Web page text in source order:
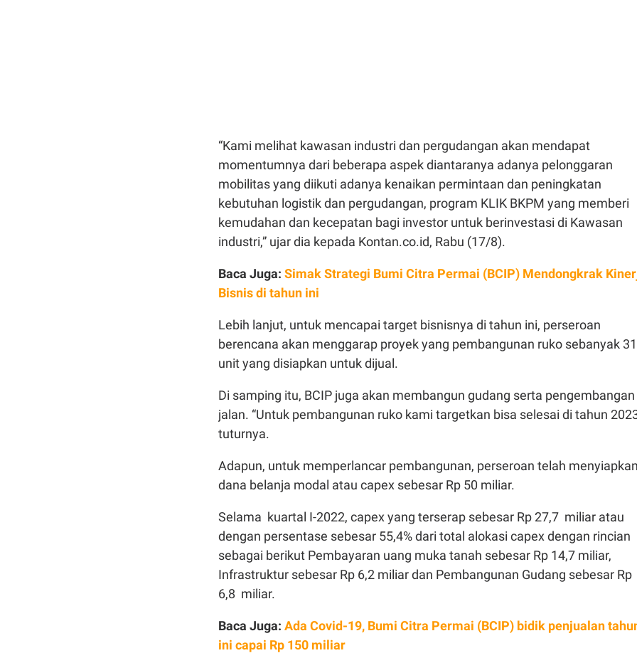
“Kami melihat kawasan industri dan pergudangan akan mendapat
momentumnya dari beberapa aspek diantaranya adanya pelonggaran
mobilitas yang diikuti adanya kenaikan permintaan dan peningkatan
kebutuhan logistik dan pergudangan, program KLIK BKPM yang memberi
kemudahan dan kecepatan bagi investor untuk berinvestasi di Kawasan
industri,” ujar dia kepada Kontan.co.id, Rabu (17/8).
Baca Juga: Simak Strategi Bumi Citra Permai (BCIP) Mendongkrak
Bisnis di tahun ini
Lebih lanjut, untuk mencapai target bisnisnya di tahun ini, perseroan
berencana akan menggarap proyek yang pembangunan ruko sebanyak 31
unit yang disiapkan untuk dijual.
Di samping itu, BCIP juga akan membangun gudang serta pengembangan
jalan. “Untuk pembangunan ruko kami targetkan bisa selesai di tahun
tuturnya.
Adapun, untuk memperlancar pembangunan, perseroan telah menyiapkan
dana belanja modal atau capex sebesar Rp 50 miliar.
Selama kuartal I-2022, capex yang terserap sebesar Rp 27,7 miliar atau
dengan persentase sebesar 55,4% dari total alokasi capex dengan rincian
sebagai berikut Pembayaran uang muka tanah sebesar Rp 14,7 miliar,
Infrastruktur sebesar Rp 6,2 miliar dan Pembangunan Gudang sebesar Rp
6,8 miliar.
Baca Juga: Ada Covid-19, Bumi Citra Permai (BCIP) bidik penjualan
ini capai Rp 150 miliar